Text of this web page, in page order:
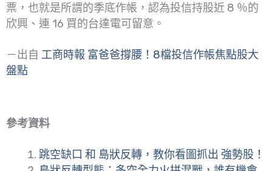
票，也就是所謂的季底作帳，認為投信持股近 8 ％的
欣興、連 16 買的台達電可留意。
－出自 工商時報 富爸爸撐腰！8檔投信作帳焦點股大
盤點
參考資料
跳空缺口 和 島狀反轉，教你看圖抓出 強勢股！